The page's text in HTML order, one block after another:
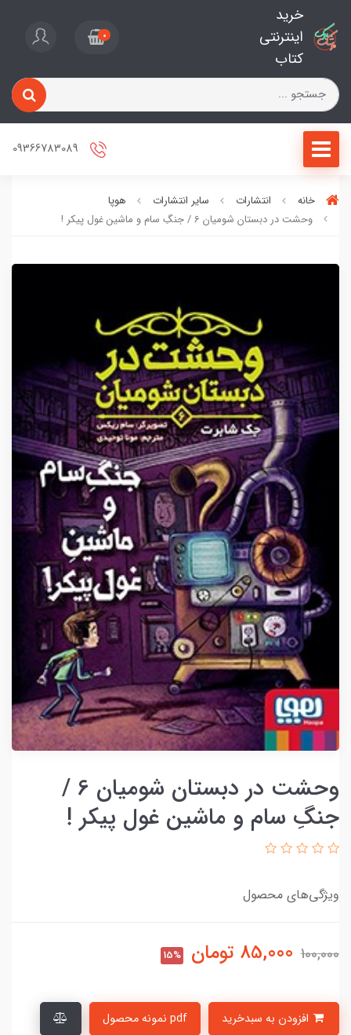
خرید
اینترنتی
کتاب
0
خانه انتشارات سایر انتشارات
هوپا
وحشت در دبستان شومیان 6 / جنگِ سام و ماشین غول پیکر !
وحشت در دبستان شومیان 6 /
جنگِ سام و ماشین غول پیکر !
ویژگی‌های محصول
100,000
85,000 تومان 15%
pdf نمونه محصول